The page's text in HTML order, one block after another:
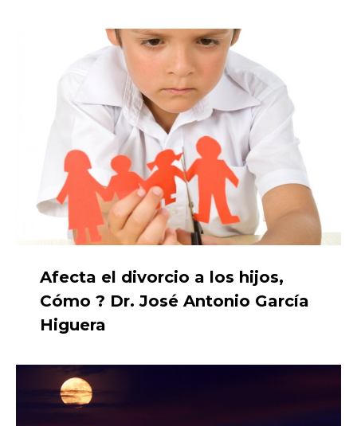
Afecta el divorcio a los hijos,
Cómo ? Dr. José Antonio García
Higuera